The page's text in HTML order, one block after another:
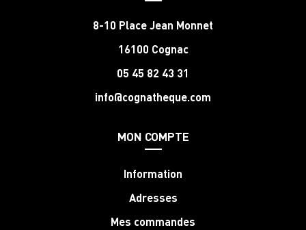
8-10 Place Jean Monnet
16100 Cognac
05 45 82 43 31
info@cognatheque.com
MON COMPTE
Information
Adresses
Mes commandes